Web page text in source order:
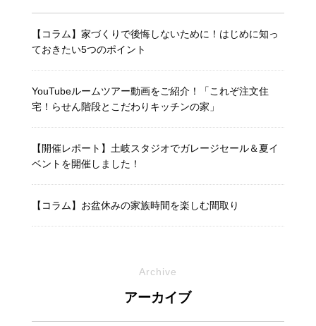
【コラム】家づくりで後悔しないために！はじめに知っ
ておきたい5つのポイント
YouTubeルームツアー動画をご紹介！「これぞ注文住
宅！らせん階段とこだわりキッチンの家」
【開催レポート】土岐スタジオでガレージセール＆夏イ
ベントを開催しました！
【コラム】お盆休みの家族時間を楽しむ間取り
Archive
アーカイブ